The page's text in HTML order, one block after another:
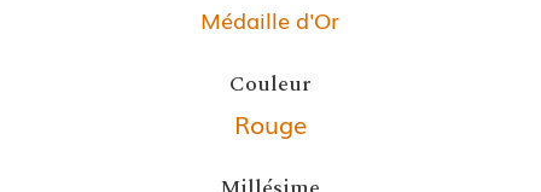
Médaille d'Or
Couleur
Rouge